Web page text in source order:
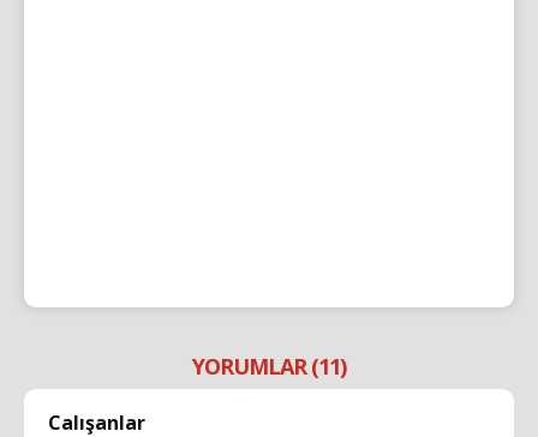
YORUMLAR (11)
Calışanlar